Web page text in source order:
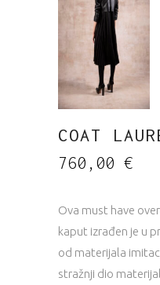
COAT
760,00 €
Ova must have
kaput izrađen je u
od materijala
stražnji dio